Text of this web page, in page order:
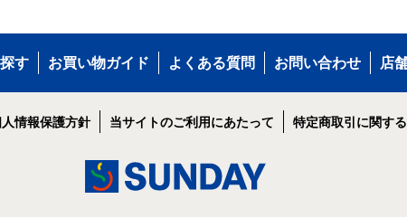
す お買い物ガイド よくある質問 お問い合わせ 店
情報保護方針 当サイトのご利用にあたって 特定商取引に関す